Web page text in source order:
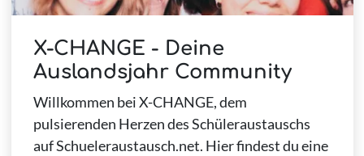
X-CHANGE - Deine
Auslandsjahr Community
Willkommen bei X-CHANGE, dem
pulsierenden Herzen des Schüleraustauschs
auf Schueleraustausch.net. Hier findest du eine